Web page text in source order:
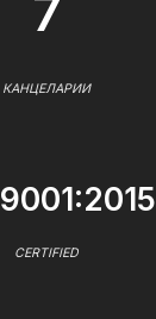
7
КАНЦЕЛАРИИ
CERTIFIED